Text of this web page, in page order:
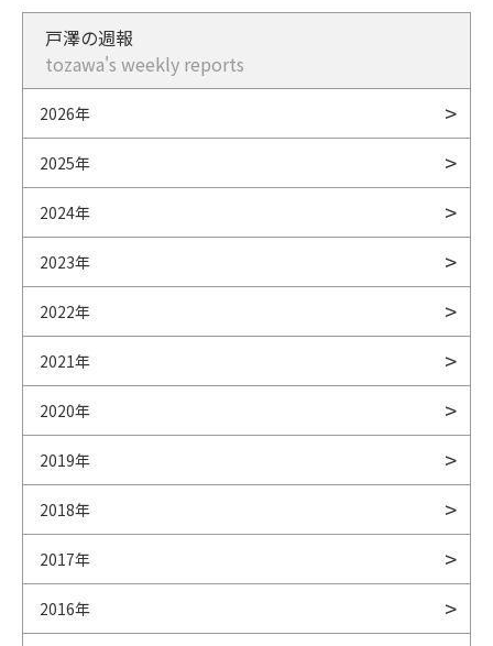
戸澤の週報
tozawa's weekly reports
2026年
2025年
2024年
2023年
2022年
2021年
2020年
2019年
2018年
2017年
2016年